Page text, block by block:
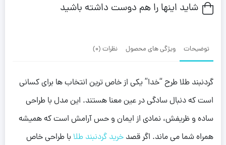
شاید اینها را هم دوست داشته باشید
توضیحات ویژگی های محصول نظرات (0)
گردنبند طلا طرح “خدا” یکی از خاص ترین انتخاب ها برای کسانی
است که دنبال سادگی در عین معنا هستند. این مدل با طراحی
ساده و ظریفش، نمادی از ایمان و حس آرامش است که همیشه
همراه شما می ماند. اگر قصد خرید گردنبند طلا با طراحی خاص